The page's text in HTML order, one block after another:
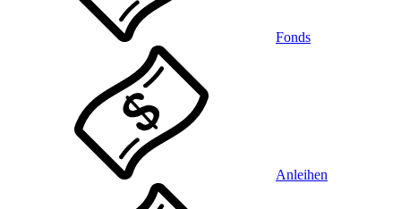
Fonds
Anleihen